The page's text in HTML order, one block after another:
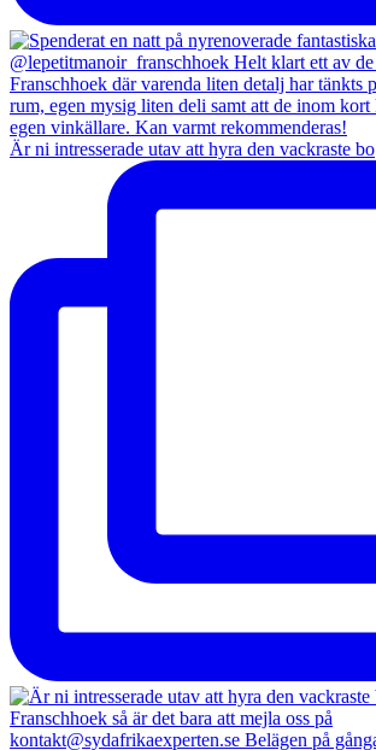
Är ni intresserade utav att hyra den vackraste bo